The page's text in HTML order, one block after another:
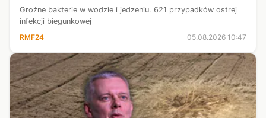
Groźne bakterie w wodzie i jedzeniu. 621 przypadków ostrej
infekcji biegunkowej
RMF24
05.08.2026 10:47